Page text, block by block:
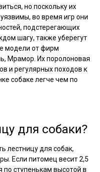
но поскольку их
во время игр они
подстерегающих
шагу, также уберегут
модели от фирм
Мрамор. Их поролоновая
и регулярных походов к
собаке легче чем по
для собаки?
лестницу для собак,
Если питомец весит 2,5
по ступенькам высотой в